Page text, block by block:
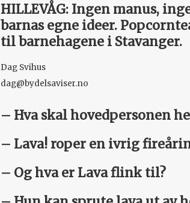
HILLEVÅG: Ingen manus,
barnas egne ideer.
til barnehagene i ­Stavanger.
Dag Svihus
dag@bydelsaviser.no
– Hva skal ­hovedpersonen
– Lava! roper en ivrig
– Og hva er Lava flink til?